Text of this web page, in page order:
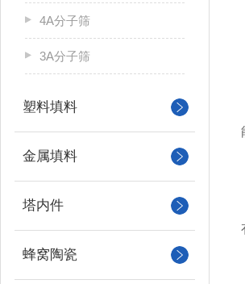
4A分子筛
3A分子筛
塑料填料
金属填料
塔内件
蜂窝陶瓷